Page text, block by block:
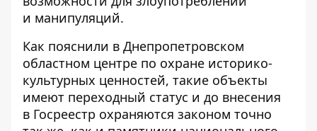
и манипуляций.
Как пояснили в Днепропетровском
областном центре по охране историко-
культурных ценностей, такие объекты
имеют переходный статус и до внесения
в Госреестр охраняются законом точно